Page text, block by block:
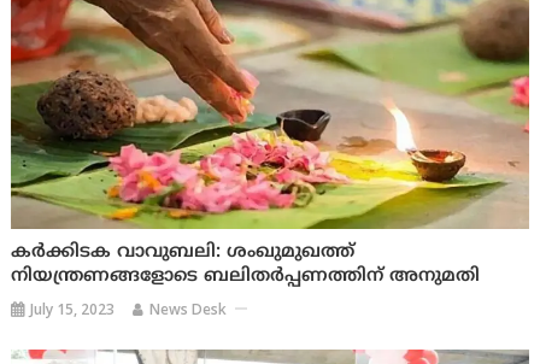
കർക്കിടക വാവുബലി: ശംഖുമുഖത്ത്
നിയന്ത്രണങ്ങളോടെ ബലിതർപ്പണത്തിന് അനുമതി
July 15, 2023 News Desk